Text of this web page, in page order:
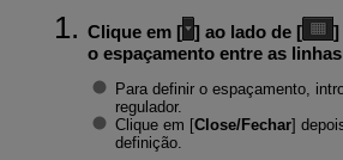
Clique em [ ] ao lado de [
]
o espaçamento entre as
Para definir o espaçamento,
regulador.
Clique em [Close/Fechar]
definição.